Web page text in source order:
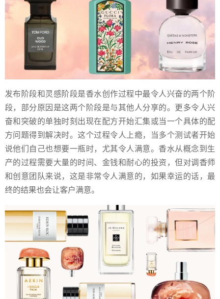
发布阶段和灵感阶段是香水创作过程中最令人兴奋的两个阶
段，部分原因是这两个阶段是与其他人分享的。更多令人兴
奋和突破的单独时刻出现在配方开始汇集或当一个具体的配
方问题得到解决时。这个过程令人上瘾，当多个测试者开始
说他们自己也想要一瓶时，尤其令人满意。香水从概念到生
产的过程需要大量的时间、金钱和耐心的投资，但对调香师
和创意团队来说，这是非常令人满意的，如果幸运的话，最
终的结果也会让客户满意。